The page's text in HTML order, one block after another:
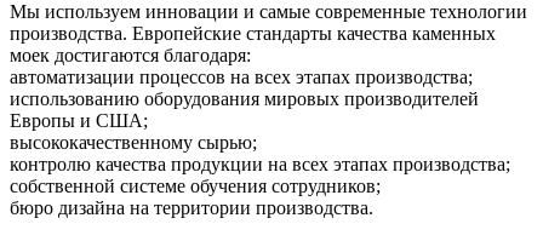
Мы используем инновации и самые современные технологии
производства. Европейские стандарты качества каменных
моек достигаются благодаря:
автоматизации процессов на всех этапах производства;
использованию оборудования мировых производителей
Европы и США;
высококачественному сырью;
контролю качества продукции на всех этапах производства;
собственной системе обучения сотрудников;
бюро дизайна на территории производства.